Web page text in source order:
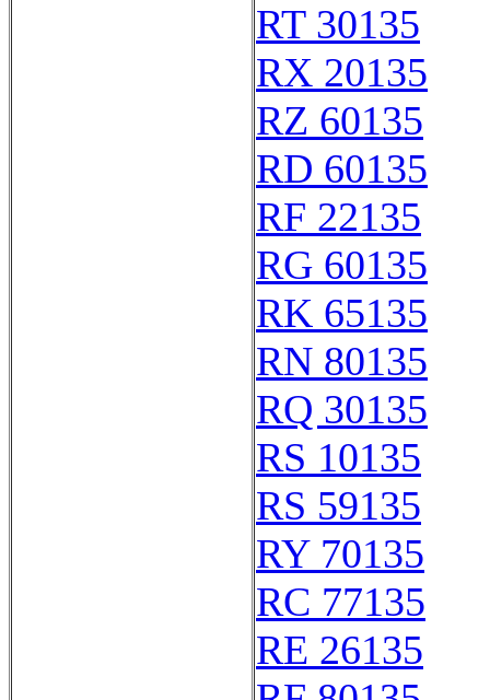
RT 30135
RX 20135
RZ 60135
RD 60135
RF 22135
RG 60135
RK 65135
RN 80135
RQ 30135
RS 10135
RS 59135
RY 70135
RC 77135
RE 26135